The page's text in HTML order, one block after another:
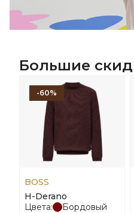
Большие
-60%
BOSS
H-Derano
Цвета:
Бордовый